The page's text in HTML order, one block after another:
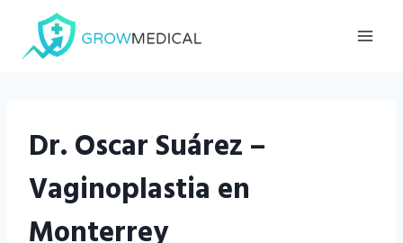
contenido
Dr. Oscar Suárez –
Vaginoplastia en
Monterrey